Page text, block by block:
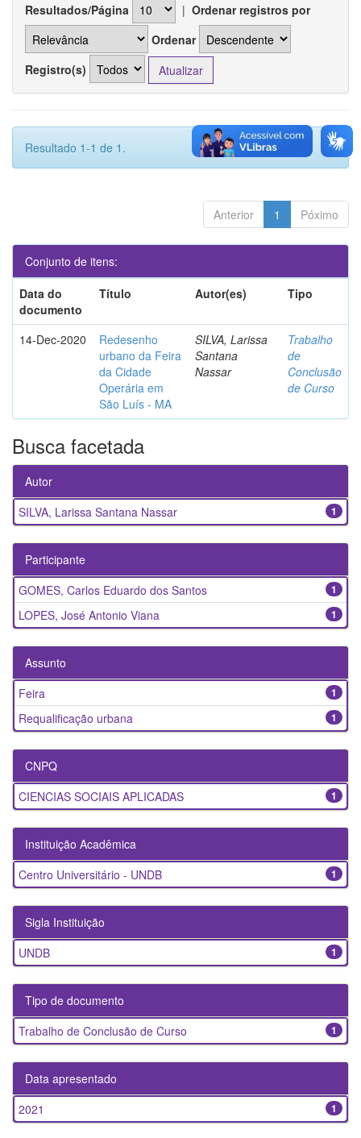
Resultados/Página | Ordenar registros por
Ordenar
Registro(s)
Resultado 1-1 de 1.
Anterior 1 Póximo
Conjunto de itens:
Data do
documento
Título Autor(es) Tipo
14-Dec-2020
Redesenho
urbano da Feira
da Cidade
Operária em
São Luís - MA
SILVA, Larissa
Santana
Nassar
Trabalho
de
Conclusão
de Curso
Busca facetada
Autor
1
SILVA, Larissa Santana Nassar
Participante
1
GOMES, Carlos Eduardo dos Santos
1
LOPES, José Antonio Viana
Assunto
1
Feira
1
Requalificação urbana
CNPQ
1
CIENCIAS SOCIAIS APLICADAS
Instituição Acadêmica
1
Centro Universitário - UNDB
Sigla Instituição
1
UNDB
Tipo de documento
1
Trabalho de Conclusão de Curso
Data apresentado
1
2021